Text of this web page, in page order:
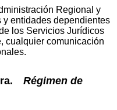
Regional y
y entidades dependientes
los Servicios Jurídicos
cualquier comunicación
Régimen de